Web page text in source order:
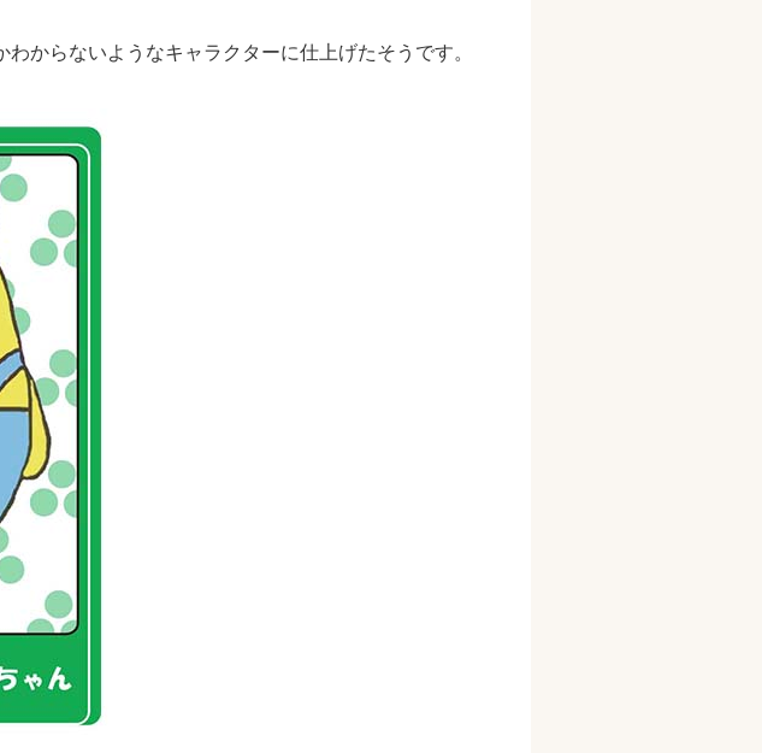
からないようなキャラクターに仕上げたそうです。